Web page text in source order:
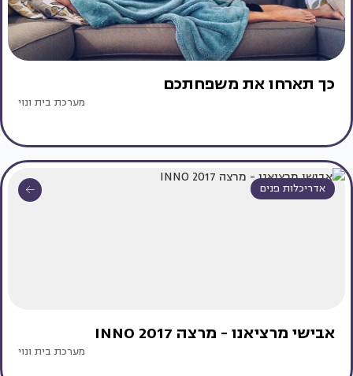
כך תארחו את משפחתכם
מערכת בית ונוי
אדריכלות פנים
אבישי מרציאנו - מרצה INNO 2017
מערכת בית ונוי